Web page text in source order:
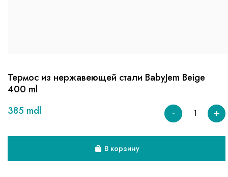
Термос из нержавеющей стали BabyJem Beige
400 ml
385 mdl
- +
В корзину